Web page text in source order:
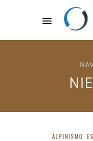
ALPINISMO